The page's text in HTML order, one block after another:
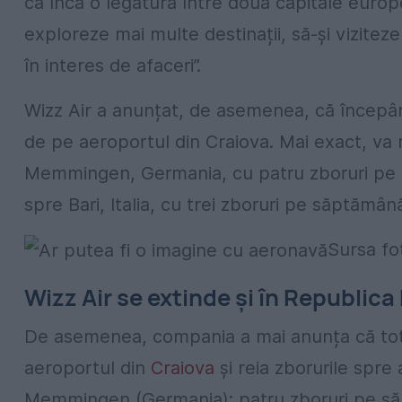
exploreze mai multe destinații, să-și
în interes de afaceri”.
Wizz Air a anunțat, de asemenea, că
de pe aeroportul din Craiova. Mai exact,
Memmingen, Germania, cu patru zboruri
spre Bari, Italia, cu trei zboruri pe
Sursa
Wizz Air se extinde și în Republica
De asemenea, compania a mai anunța că
aeroportul din Craiova și reia zborurile spre